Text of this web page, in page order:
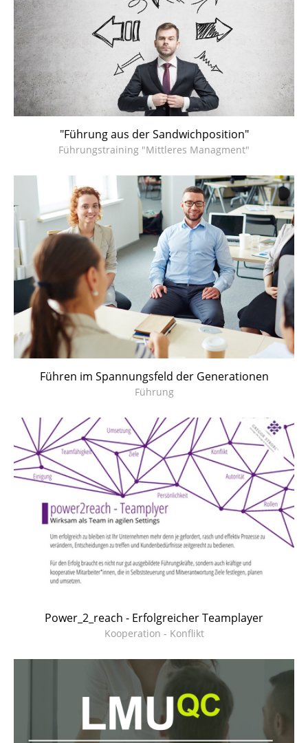
"Führung aus der Sandwichposition"
Führungstraining "Mittleres Managment"
Führen im Spannungsfeld der Generationen
Führung
Power_2_reach - Erfolgreicher Teamplayer
Kooperation - Konflikt